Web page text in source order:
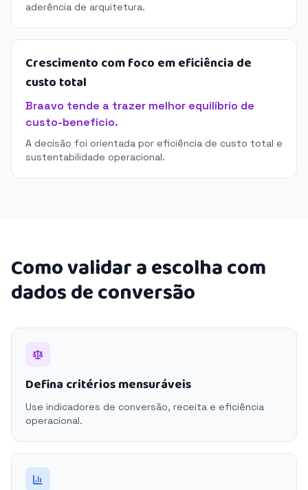
aderência de arquitetura.
Crescimento com foco em eficiência de
custo total
Braavo tende a trazer melhor equilíbrio de
custo-benefício.
A decisão foi orientada por eficiência de custo total e
sustentabilidade operacional.
Como validar a escolha com
dados de conversão
Defina critérios mensuráveis
Use indicadores de conversão, receita e eficiência
operacional.